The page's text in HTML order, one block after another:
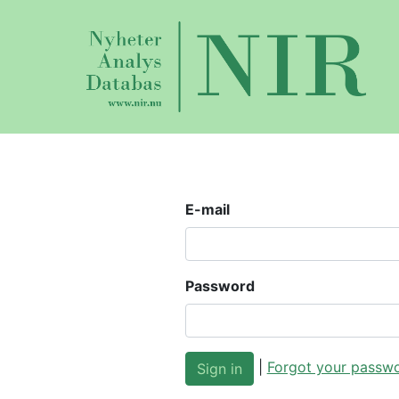
E-mail
Password
Forgot your